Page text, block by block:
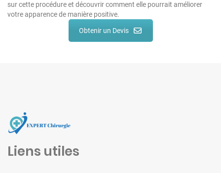
sur cette procédure et découvrir comment elle pourrait améliorer
votre apparence de manière positive.
Obtenir un Devis
Liens utiles